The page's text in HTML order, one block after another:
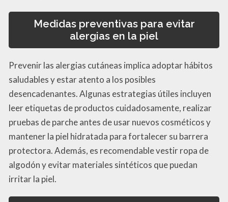
Medidas preventivas para evitar
alergias en la piel
Prevenir las alergias cutáneas implica adoptar hábitos
saludables y estar atento a los posibles
desencadenantes. Algunas estrategias útiles incluyen
leer etiquetas de productos cuidadosamente, realizar
pruebas de parche antes de usar nuevos cosméticos y
mantener la piel hidratada para fortalecer su barrera
protectora. Además, es recomendable vestir ropa de
algodón y evitar materiales sintéticos que puedan
irritar la piel.